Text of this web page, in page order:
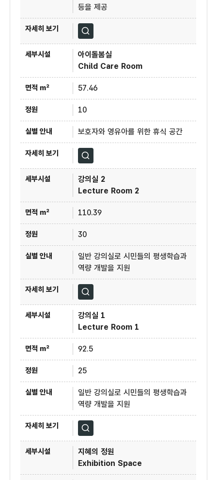
등을 제공
자세히보기
아이돌봄실
Child Care Room
57.46
10
보호자와 영유아를 위한 휴식 공간
자세히보기
강의실 2
Lecture Room 2
110.39
30
일반 강의실로 시민들의 평생학습과
역량 개발을 지원
자세히보기
강의실 1
Lecture Room 1
92.5
25
일반 강의실로 시민들의 평생학습과
역량 개발을 지원
자세히보기
지혜의 정원
Exhibition Space